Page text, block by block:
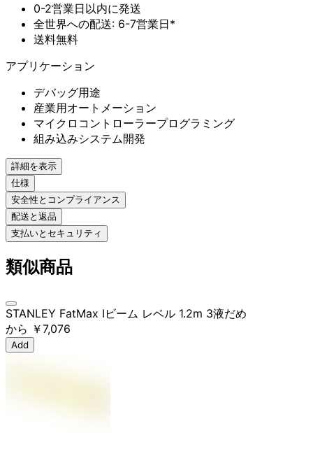
0-2営業日以内に発送
全世界への配送: 6-7営業日*
送料無料
アプリケーション
デバッグ用途
産業用オートメーション
マイクロコントローラープログラミング
組み込みシステム開発
詳細を表示
仕様
安全性とコンプライアンス
配送と返品
支払いとセキュリティ
類似商品
STANLEY FatMax Iビーム レベル 1.2m 3液だめ
から ￥7,076
Add